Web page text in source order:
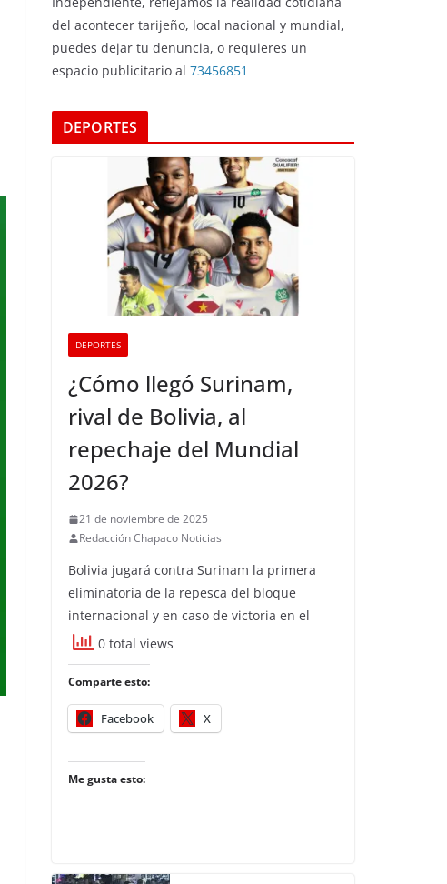
del acontecer tarijeño, local nacional y mundial,
puedes dejar tu denuncia, o requieres un
espacio publicitario al 73456851
DEPORTES
DEPORTES
¿Cómo llegó Surinam,
rival de Bolivia, al
repechaje del Mundial
2026?
21 de noviembre de 2025
Redacción Chapaco Noticias
Bolivia jugará contra Surinam la primera
eliminatoria de la repesca del bloque
internacional y en caso de victoria en el
0 total views
Comparte esto:
Facebook X
Me gusta esto: